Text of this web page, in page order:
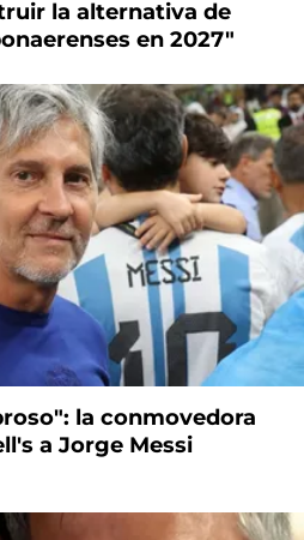
la alternativa de
en 2027"
la conmovedora
a Jorge Messi